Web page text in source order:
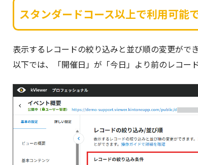
スタンダードコース以上で利用可能
表示するレコードの絞り込みと並び順の変更ができ
以下では、「開催日」が「今日」より前のレコー